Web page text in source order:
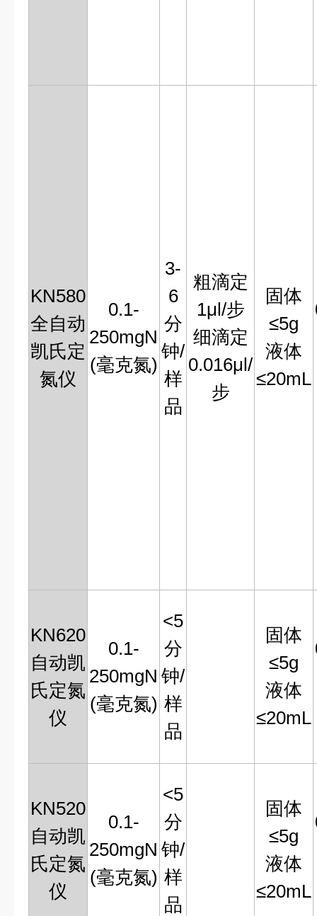
KN580
全自动
凯氏定
氮仪
0.1-
250mgN
(毫克氮)
3-
6
分
钟/
样
品
粗滴定
1μl/步
细滴定
0.016μl/
步
固体
≤5g
液体
≤20mL
KN620
自动凯
氏定氮
仪
0.1-
250mgN
(毫克氮)
<5
分
钟/
样
品
固体
≤5g
液体
≤20mL
KN520
自动凯
氏定氮
仪
0.1-
250mgN
(毫克氮)
<5
分
钟/
样
品
固体
≤5g
液体
≤20mL